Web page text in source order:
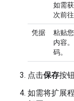
如需
次前往
凭据 粘贴
内容
码。
点击保存按钮
如需将扩展